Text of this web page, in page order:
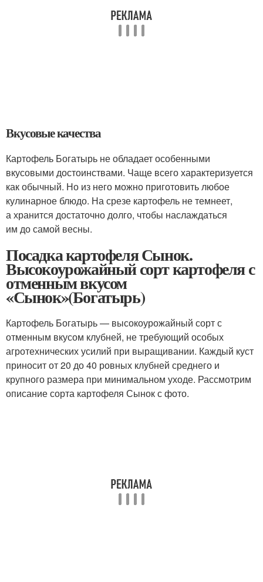
Вкусовые качества
Картофель Богатырь не обладает особенными
вкусовыми достоинствами. Чаще всего характеризуется
как обычный. Но из него можно приготовить любое
кулинарное блюдо. На срезе картофель не темнеет,
а хранится достаточно долго, чтобы наслаждаться
им до самой весны.
Посадка картофеля Сынок.
Высокоурожайный сорт картофеля с
отменным вкусом
«Сынок»(Богатырь)
Картофель Богатырь — высокоурожайный сорт с
отменным вкусом клубней, не требующий особых
агротехнических усилий при выращивании. Каждый куст
приносит от 20 до 40 ровных клубней среднего и
крупного размера при минимальном уходе. Рассмотрим
описание сорта картофеля Сынок с фото.